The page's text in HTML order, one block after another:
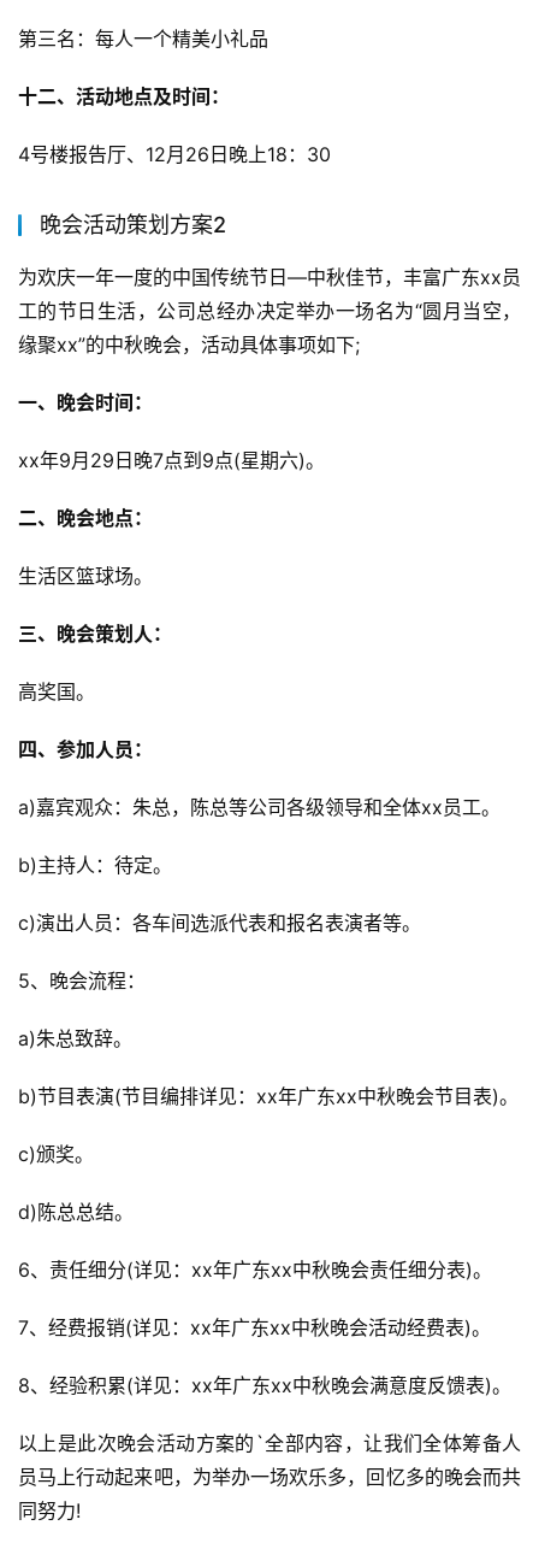
第三名：每人一个精美小礼品
十二、活动地点及时间：
4号楼报告厅、12月26日晚上18：30
晚会活动策划方案2
为欢庆一年一度的中国传统节日—中秋佳节，丰富广东xx员
工的节日生活，公司总经办决定举办一场名为“圆月当空，
缘聚xx”的中秋晚会，活动具体事项如下;
一、晚会时间：
xx年9月29日晚7点到9点(星期六)。
二、晚会地点：
生活区篮球场。
三、晚会策划人：
高奖国。
四、参加人员：
a)嘉宾观众：朱总，陈总等公司各级领导和全体xx员工。
b)主持人：待定。
c)演出人员：各车间选派代表和报名表演者等。
5、晚会流程：
a)朱总致辞。
b)节目表演(节目编排详见：xx年广东xx中秋晚会节目表)。
c)颁奖。
d)陈总总结。
6、责任细分(详见：xx年广东xx中秋晚会责任细分表)。
7、经费报销(详见：xx年广东xx中秋晚会活动经费表)。
8、经验积累(详见：xx年广东xx中秋晚会满意度反馈表)。
以上是此次晚会活动方案的`全部内容，让我们全体筹备人
员马上行动起来吧，为举办一场欢乐多，回忆多的晚会而共
同努力!